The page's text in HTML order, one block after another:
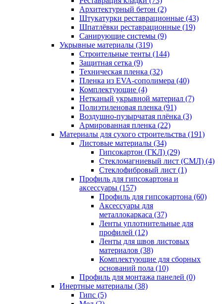
Архитектурный бетон (2)
Штукатурки реставрационные (43)
Шпатлёвки реставрационные (19)
Санирующие системы (9)
Укрывные материалы (319)
Строительные тенты (144)
Защитная сетка (9)
Техническая пленка (32)
Пленка из EVA-сополимера (40)
Комплектующие (4)
Нетканый укрывной материал (7)
Полиэтиленовая пленка (91)
Воздушно-пузырчатая плёнка (3)
Армированная пленка (22)
Материалы для сухого строительства (191)
Листовые материалы (34)
Гипсокартон (ГКЛ) (29)
Стекломагниевый лист (СМЛ) (4)
Cтеклофибровый лист (1)
Профиль для гипсокартона и
аксессуары (157)
Профиль для гипсокартона (60)
Аксессуары для
металлокаркаса (37)
Ленты уплотнительные для
профилей (12)
Ленты для швов листовых
материалов (38)
Комплектующие для сборных
оснований пола (10)
Профиль для монтажа панелей (0)
Инертные материалы (38)
Гипс (5)